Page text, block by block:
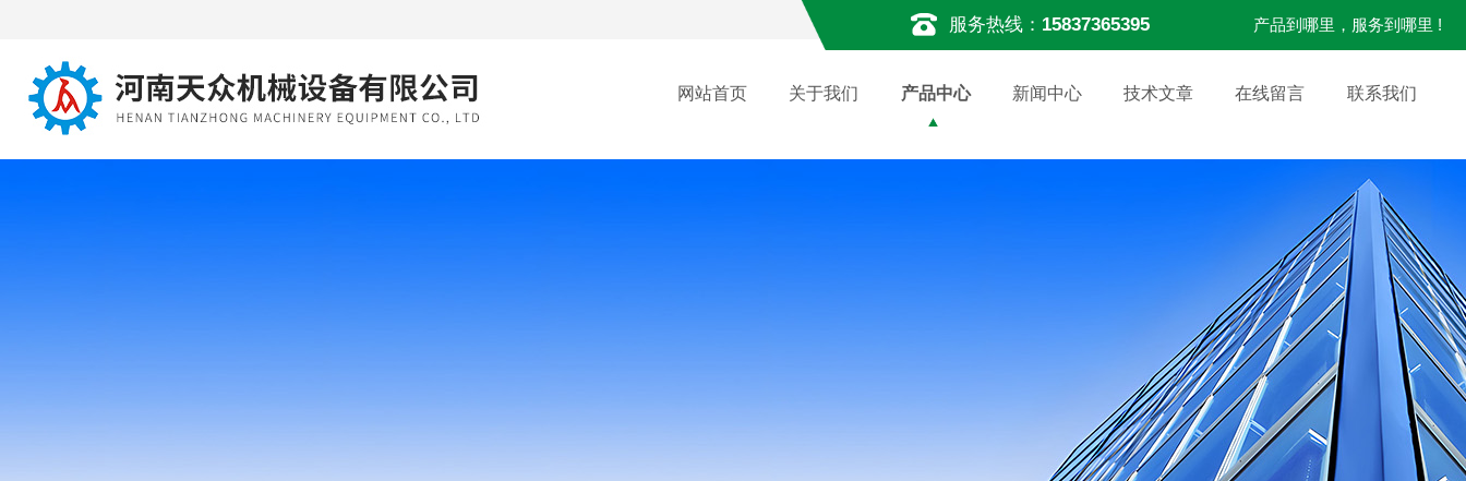
服务热线： 15837365395 产品到哪里，服务到哪里 !
网站首页 关于我们 产品中心 新闻中心 技术文章 在线留言 联系我们